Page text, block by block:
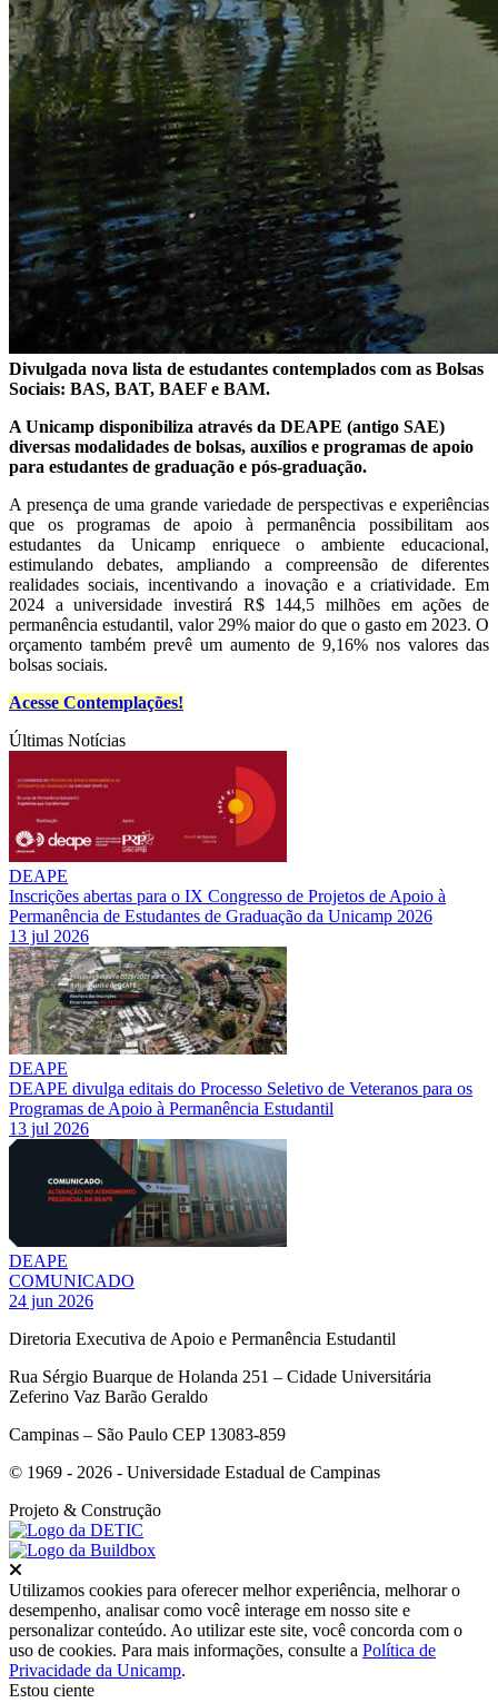
Divulgada nova lista de estudantes contemplados com as Bolsas
Sociais: BAS, BAT, BAEF e BAM.
A Unicamp disponibiliza através da DEAPE (antigo SAE)
diversas modalidades de bolsas, auxílios e programas de apoio
para estudantes de graduação e pós-graduação.
A presença de uma grande variedade de perspectivas e experiências
que os programas de apoio à permanência possibilitam aos
estudantes da Unicamp enriquece o ambiente educacional,
estimulando debates, ampliando a compreensão de diferentes
realidades sociais, incentivando a inovação e a criatividade. Em
2024 a universidade investirá R$ 144,5 milhões em ações de
permanência estudantil, valor 29% maior do que o gasto em 2023. O
orçamento também prevê um aumento de 9,16% nos valores das
bolsas sociais.
Acesse Contemplações!
Últimas Notícias
DEAPE
Inscrições abertas para o IX Congresso de Projetos de Apoio à
Permanência de Estudantes de Graduação da Unicamp 2026
13 jul 2026
DEAPE
DEAPE divulga editais do Processo Seletivo de Veteranos para os
Programas de Apoio à Permanência Estudantil
13 jul 2026
DEAPE
COMUNICADO
24 jun 2026
Diretoria Executiva de Apoio e Permanência Estudantil
Rua Sérgio Buarque de Holanda 251 – Cidade Universitária
Zeferino Vaz Barão Geraldo
Campinas – São Paulo CEP 13083-859
© 1969 - 2026 - Universidade Estadual de Campinas
Projeto & Construção
Utilizamos cookies para oferecer melhor experiência, melhorar o
desempenho, analisar como você interage em nosso site e
personalizar conteúdo. Ao utilizar este site, você concorda com o
uso de cookies. Para mais informações, consulte a Política de
Privacidade da Unicamp.
Estou ciente